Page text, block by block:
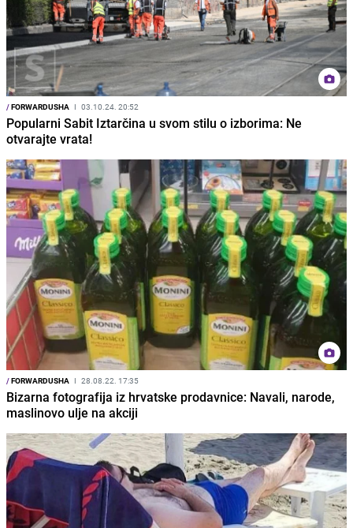
/FORWARDUSHA I 03.10.24. 20:52
Popularni Sabit Iztarčina u svom stilu o izborima: Ne
otvarajte vrata!
/FORWARDUSHA I 28.08.22. 17:35
Bizarna fotografija iz hrvatske prodavnice: Navali, narode,
maslinovo ulje na akciji